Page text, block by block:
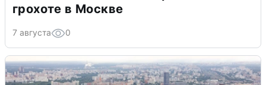
грохоте в Москве
7 августа 0